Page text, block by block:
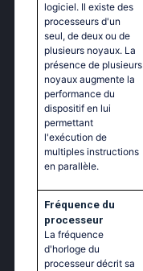
logiciel. Il existe des
processeurs d'un
seul, de deux ou de
plusieurs noyaux. La
présence de plusieurs
noyaux augmente la
performance du
dispositif en lui
permettant
l'exécution de
multiples instructions
en parallèle.
Fréquence du
processeur
La fréquence
d'horloge du
processeur décrit sa